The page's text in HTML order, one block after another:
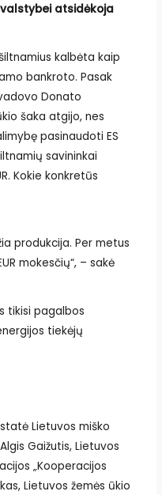
atsidėkoja
kalbėta kaip
bankroto. Pasak
Donato
šaka atgijo, nes
pasinaudoti ES
savininkai
Kokie konkretūs
produkcija. Per metus
mokesčių“, – sakė
tikisi pagalbos
tiekėjų
Lietuvos miško
Gaižutis, Lietuvos
„Kooperacijos
Lietuvos žemės ūkio